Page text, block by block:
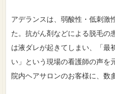
アデランスは、弱酸性・低刺激
た。抗がん剤などによる脱毛の
は液ダレが起きてしまい、「最
い」という現場の看護師の声を
院内ヘアサロンのお客様に、数